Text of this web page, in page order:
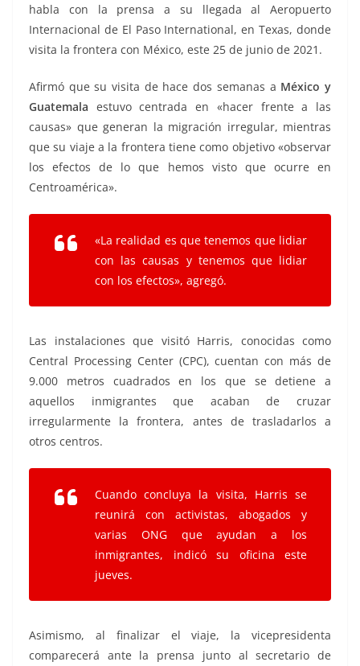
habla con la prensa a su llegada al Aeropuerto
Internacional de El Paso International, en Texas, donde
visita la frontera con México, este 25 de junio de 2021.
Afirmó que su visita de hace dos semanas a México y
Guatemala estuvo centrada en «hacer frente a las
causas» que generan la migración irregular, mientras
que su viaje a la frontera tiene como objetivo «observar
los efectos de lo que hemos visto que ocurre en
Centroamérica».
«La realidad es que tenemos que lidiar
con las causas y tenemos que lidiar
con los efectos», agregó.
Las instalaciones que visitó Harris, conocidas como
Central Processing Center (CPC), cuentan con más de
9.000 metros cuadrados en los que se detiene a
aquellos inmigrantes que acaban de cruzar
irregularmente la frontera, antes de trasladarlos a
otros centros.
Cuando concluya la visita, Harris se
reunirá con activistas, abogados y
varias ONG que ayudan a los
inmigrantes, indicó su oficina este
jueves.
Asimismo, al finalizar el viaje, la vicepresidenta
comparecerá ante la prensa junto al secretario de